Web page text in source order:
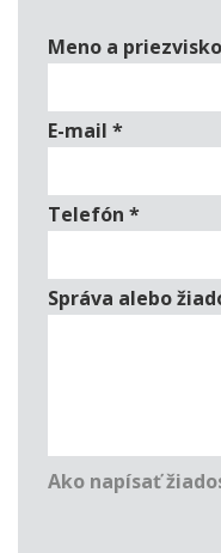
Meno a priezvisko
E-mail *
Telefón *
Správa alebo
Ako napísať